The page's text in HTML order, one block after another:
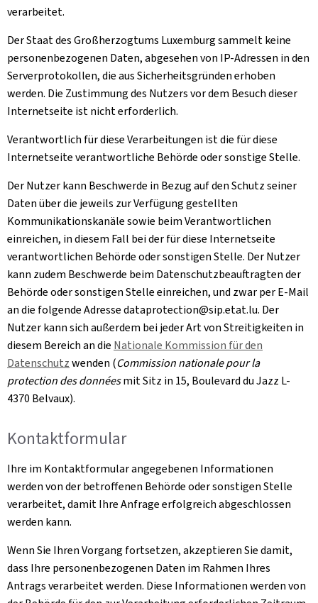
verarbeitet.
Der Staat des Großherzogtums Luxemburg sammelt keine
personenbezogenen Daten, abgesehen von IP-Adressen in den
Serverprotokollen, die aus Sicherheitsgründen erhoben
werden. Die Zustimmung des Nutzers vor dem Besuch dieser
Internetseite ist nicht erforderlich.
Verantwortlich für diese Verarbeitungen ist die für diese
Internetseite verantwortliche Behörde oder sonstige Stelle.
Der Nutzer kann Beschwerde in Bezug auf den Schutz seiner
Daten über die jeweils zur Verfügung gestellten
Kommunikationskanäle sowie beim Verantwortlichen
einreichen, in diesem Fall bei der für diese Internetseite
verantwortlichen Behörde oder sonstigen Stelle. Der Nutzer
kann zudem Beschwerde beim Datenschutzbeauftragten der
Behörde oder sonstigen Stelle einreichen, und zwar per E-Mail
an die folgende Adresse dataprotection@sip.etat.lu. Der
Nutzer kann sich außerdem bei jeder Art von Streitigkeiten in
diesem Bereich an die Nationale Kommission für den
Datenschutzwenden (Commission nationale pour la
protection des donnéesmit Sitz in 15, Boulevard du Jazz L-
4370 Belvaux).
Kontaktformular
Ihre im Kontaktformular angegebenen Informationen
werden von der betroffenen Behörde oder sonstigen Stelle
verarbeitet, damit Ihre Anfrage erfolgreich abgeschlossen
werden kann.
Wenn Sie Ihren Vorgang fortsetzen, akzeptieren Sie damit,
dass Ihre personenbezogenen Daten im Rahmen Ihres
Antrags verarbeitet werden. Diese Informationen werden von